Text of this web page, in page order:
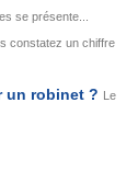
se présente...
constatez un chiffre
un robinet ? Le